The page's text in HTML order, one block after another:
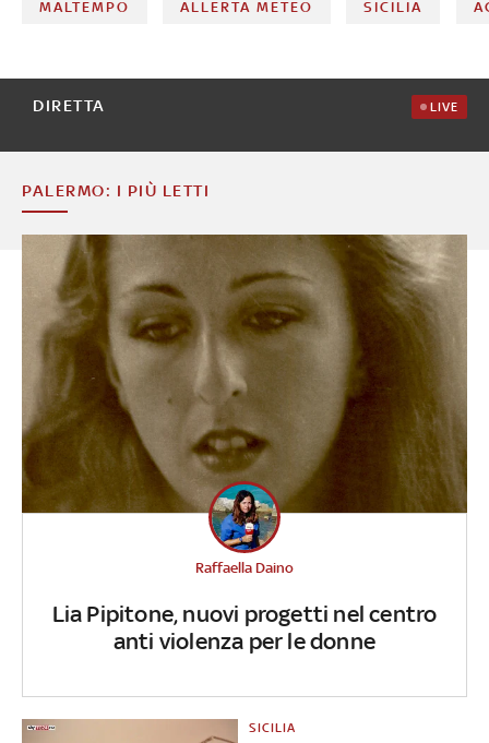
MALTEMPO ALLERTA METEO SICILIA
DIRETTA LIVE
PALERMO: I PIÙ LETTI
Lia Pipitone, nuovi progetti nel centro
anti violenza per le donne
Raffaella Daino
SICILIA